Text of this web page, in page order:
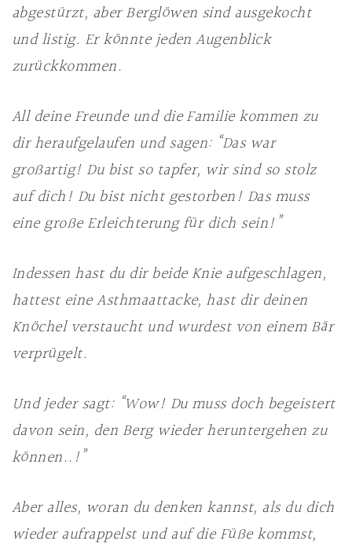
abgestürzt, aber Berglöwen sind ausgekocht
und listig. Er könnte jeden Augenblick
zurückkommen.
All deine Freunde und die Familie kommen zu
dir heraufgelaufen und sagen: “Das war
großartig! Du bist so tapfer, wir sind so stolz
auf dich! Du bist nicht gestorben! Das muss
eine große Erleichterung für dich sein!”
Indessen hast du dir beide Knie aufgeschlagen,
hattest eine Asthmaattacke, hast dir deinen
Knöchel verstaucht und wurdest von einem Bär
verprügelt.
Und jeder sagt: “Wow! Du muss doch begeistert
davon sein, den Berg wieder heruntergehen zu
können..!”
Aber alles, woran du denken kannst, als du dich
wieder aufrappelst und auf die Füße kommst,